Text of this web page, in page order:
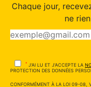
Chaque jour,
ne
* J'AI LU ET J'ACCEPTE LA
PROTECTION DES DONNÉES
CONFORMÉMENT À LA LOI 09-08,